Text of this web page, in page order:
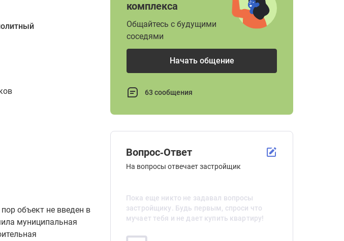
комплекса
Общайтесь с будущими
соседями
Начать общение
63 сообщения
Вопрос-Ответ
На вопросы отвечает застройщик
Пока еще никто не задавал вопросы
застройщику. Будь первым, спроси что
мучает тебя и не дает купить квартиру!
объект не введен в
муниципальная